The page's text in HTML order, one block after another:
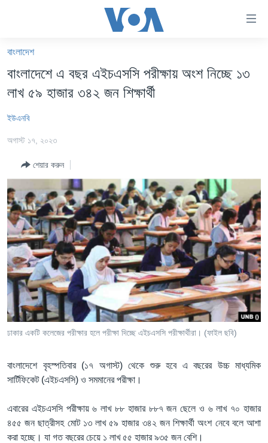
যান।
প্রধান
যান
যান
ভারত
দক্ষিণ-এশিয়া
সম্পাদকীয়
টেলিভিশন
ভিডিও
Learning English
FOLLOW US
অন্য ভাষায় ওয়েব সাইট
বাংলাদেশ
বাংলাদেশে এ বছর এইচএসসি পরীক্ষায় অংশ নিচ্ছে ১৩
লাখ ৫৯ হাজার ৩৪২ জন শিক্ষার্থী
ইউএনবি
অগাস্ট ১৭, ২০২৩
শেয়ার করুন
ঢাকার একটি কলেজের পরীক্ষার হলে পরীক্ষা দিচ্ছে এইচএসসি পরীক্ষার্থীরা। (ফাইল ছবি)
বাংলাদেশে বৃহস্পতিবার (১৭ অগাস্ট) থেকে শুরু হবে এ বছরের উচ্চ মাধ্যমিক
সার্টিফিকেট (এইচএসসি) ও সমমানের পরীক্ষা।
এবারের এইচএসসি পরীক্ষায় ৬ লাখ ৮৮ হাজার ৮৮৭ জন ছেলে ও ৬ লাখ ৭০ হাজার
৪৫৫ জন ছাত্রীসহ মোট ১৩ লাখ ৫৯ হাজার ৩৪২ জন শিক্ষার্থী অংশ নেবে বলে আশা
করা হচ্ছে। যা গত বছরের চেয়ে ১ লাখ ৫৫ হাজার ৯৩৫ জন বেশি।